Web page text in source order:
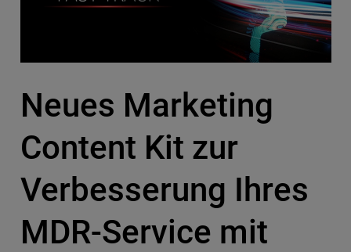
Neues Marketing
Content Kit zur
Verbesserung Ihres
MDR-Service mit